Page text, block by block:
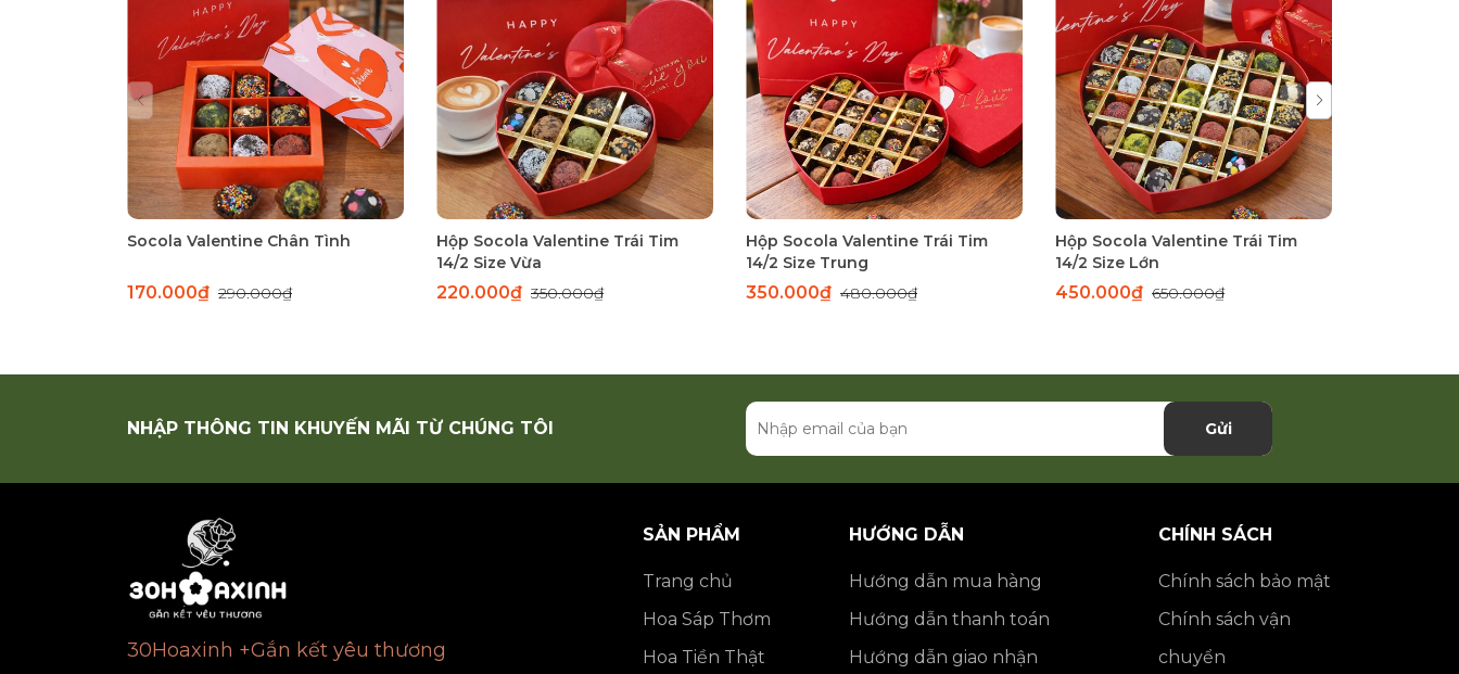
Socola Valentine Chân Tình
170.000₫ 290.000₫
Hộp Socola Valentine Trái Tim
14/2 Size Vừa
220.000₫ 350.000₫
Hộp Socola Valentine Trái Tim
14/2 Size Trung
350.000₫ 480.000₫
Hộp Socola Valentine Trái Tim
14/2 Size Lớn
450.000₫ 650.000₫
NHẬP THÔNG TIN KHUYẾN MÃI TỪ CHÚNG TÔI Gửi
30Hoaxinh +Gắn kết yêu thương
SẢN PHẨM
Trang chủ
Hoa Sáp Thơm
Hoa Tiền Thật
HƯỚNG DẪN
Hướng dẫn mua hàng
Hướng dẫn thanh toán
Hướng dẫn giao nhận
CHÍNH SÁCH
Chính sách bảo mật
Chính sách vận
chuyển